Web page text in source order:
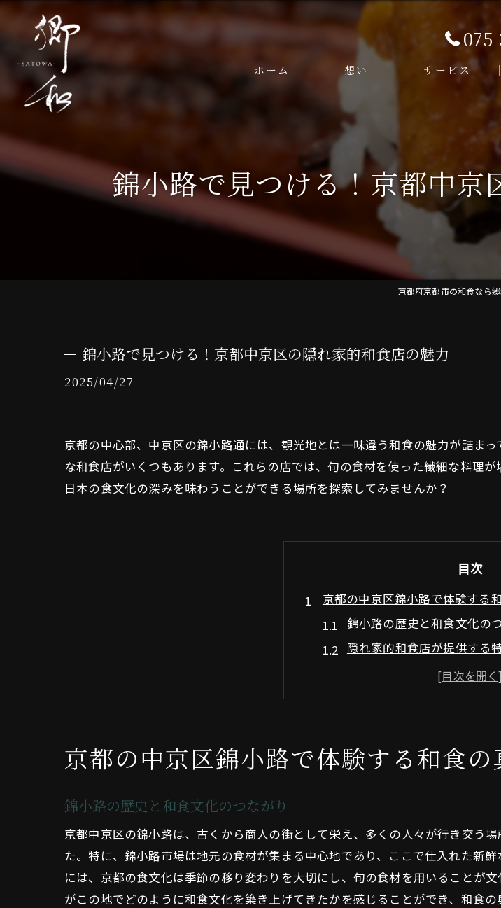
ホーム 想い サービス
お客様の声
錦小路で見つける！京都中京
京都府京都市の和食なら
錦小路で見つける！京都中京区の隠れ家的和食店の魅力
2025/04/27
京都の中心部、中京区の錦小路通には、観光地とは一味違う和食の魅力が詰ま
な和食店がいくつもあります。これらの店では、旬の食材を使った繊細な料理
日本の食文化の深みを味わうことができる場所を探索してみませんか？
目次
京都の中京区錦小路で体験する
錦小路の歴史と和食文化の
隠れ家的和食店が提供する
地元の人々が愛する和食の理
錦小路で味わう旬の素材の
伝統と革新が融合する和食
賑やかな市場を抜けた先に待つ
和食の宝庫としての錦小路
地元の隠れた名店で新たな
市場と和食店の相乗効果
京都の中京区錦小路で体験する和食
錦小路の歴史と和食文化のつながり
京都中京区の錦小路は、古くから商人の街として栄え、多くの人々が行き交う
た。特に、錦小路市場は地元の食材が集まる中心地であり、ここで仕入れた新
には、京都の食文化は季節の移り変わりを大切にし、旬の食材を用いることが
がこの地でどのように和食文化を築き上げてきたかを感じることができ、和食の